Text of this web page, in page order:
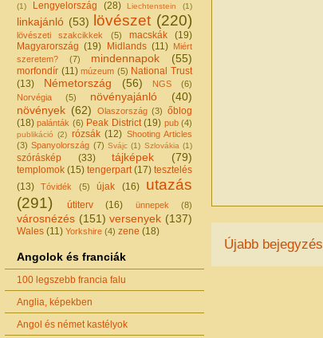
Újabb bejegyzés
(1)
Lengyelország (28) Liechtenstein (1)
linkajánló (53) lövészet (220)
lövészeti szakcikkek (5) macskák
(19)
Magyarország (19) Midlands (11)
Miért
szeretem?
(7) mindennapok (55)
morfondír (11) múzeum (5) National Trust
(13)
Németország (56) NGS
(6)
Norvégia
(5) növényajánló
(40)
növények (62) Olaszország (3) őblog
(18) palánták (6) Peak District (19) pub (4)
publikáció (2) rózsák (12) Shooting Articles
(3) Spanyolország (7) Svájc (1) Szlovákia (1)
szóráskép (33) tájképek (79)
templomok (15) tengerpart (17) tesztelés
(13)
Tóvidék (5) újak (16)
utazás
(291)
útiterv (16) ünnepek (8)
városnézés (151) versenyek (137)
Wales (11) Yorkshire (4) zene (18)
Angolok és franciák
100 legszebb francia falu
Anglia, képekben
Angol és német kastélyok